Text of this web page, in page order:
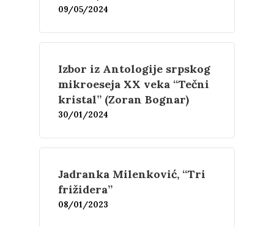
09/05/2024
Izbor iz Antologije srpskog
mikroeseja XX veka “Tečni
kristal” (Zoran Bognar)
30/01/2024
Jadranka Milenković, “Tri
frižidera”
08/01/2023